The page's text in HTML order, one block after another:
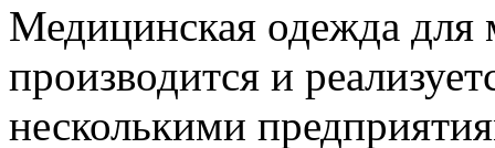
Медицинская одежда для
производится и
несколькими